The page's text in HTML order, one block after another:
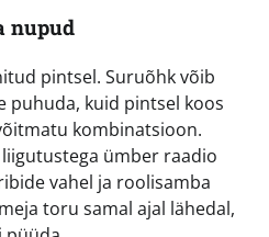
nupud
pintsel. Suruõhk võib
puhuda, kuid pintsel koos
kombinatsioon.
ümber raadio
vahel ja roolisamba
toru samal ajal lähedal,